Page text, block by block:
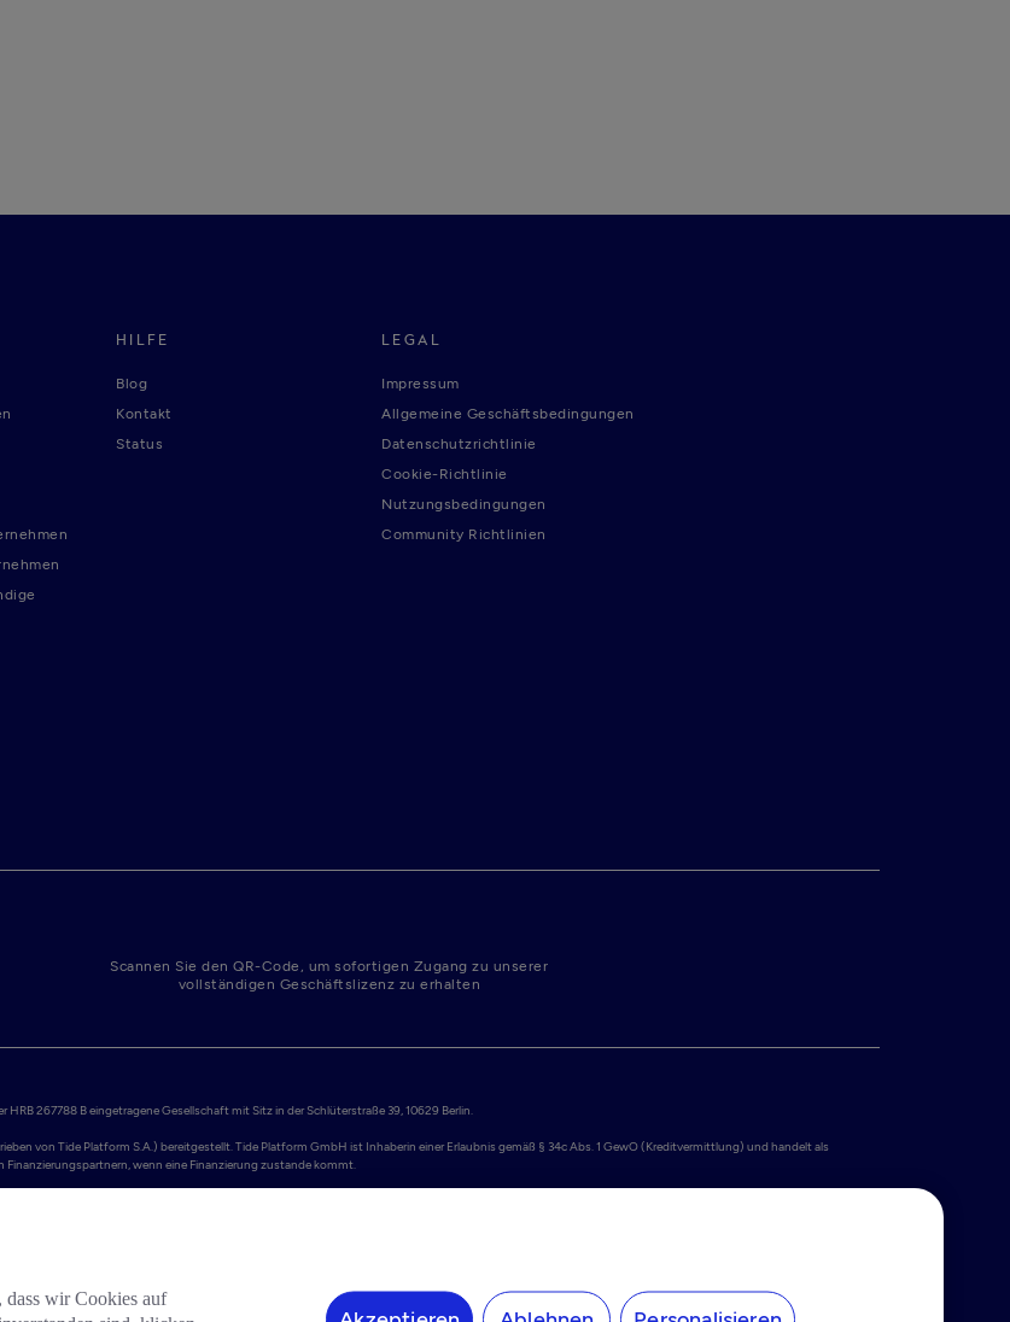
HILFE
Blog
Kontakt
Status
LEGAL
Impressum
Allgemeine Geschäftsbedingungen
Datenschutzrichtlinie
Cookie-Richtlinie
Nutzungsbedingungen
Community Richtlinien
Scannen Sie den QR-Code, um sofortigen Zugang zu unserer
vollständigen Geschäftslizenz zu erhalten
267788 B eingetragene Gesellschaft mit Sitz in der Schlüterstraße 39, 10629 Berlin.
von Tide Platform S.A.) bereitgestellt. Tide Platform GmbH ist Inhaberin einer Erlaubnis gemäß § 34c Abs. 1 GewO (Kreditvermittlung) und handelt als
wenn eine Finanzierung zustande kommt.
registriert. PPS EU SA ist assoziiertes Mitglied von Mastercard und ist als E-Geld-Institut von der Belgischen Nationalbank unter der Nummer 0712775202
Passporting-Rechte in anderen EU-Mitgliedstaaten erbringen. Mastercard ist eine eingetragene Marke und das Kreisdesign ist eine Marke von Mastercard
wir Cookies auf